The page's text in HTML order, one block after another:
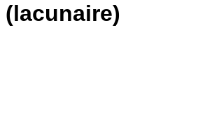
(lacunaire)